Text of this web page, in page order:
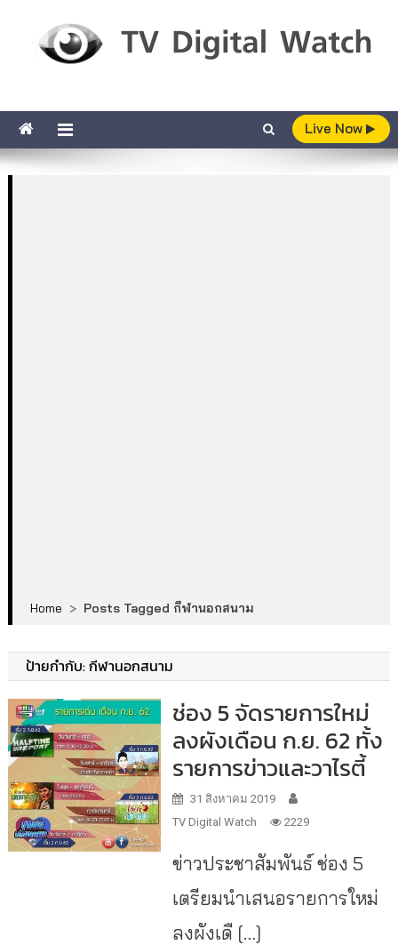
Live Now
Home > Posts Tagged กีฬานอกสนาม
ป้ายกำกับ:กีฬานอกสนาม
ช่อง 5 จัดรายการใหม่
ลงผังเดือน ก.ย. 62 ทั้ง
รายการข่าวและวาไรตี้
31 สิงหาคม 2019
TV Digital Watch
2229
ข่าวประชาสัมพันธ์ ช่อง 5
เตรียมนำเสนอรายการใหม่
ลงผังเดื […]